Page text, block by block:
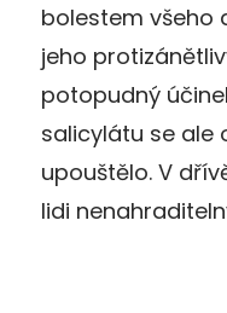
bolestem všeho
jeho
potopudný
salicylátu se ale
upouštělo. V
lidi